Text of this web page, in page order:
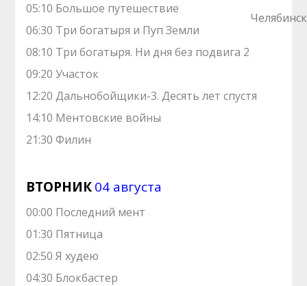
05:10 Большое путешествие
06:30 Три богатыря и Пуп Земли
08:10 Три богатыря. Ни дня без подвига 2
09:20 Участок
12:20 Дальнобойщики-3. Десять лет спустя
14:10 Ментовские войны
21:30 Филин
ВТОРНИК04 августа
00:00 Последний мент
01:30 Пятница
02:50 Я худею
04:30 Блокбастер